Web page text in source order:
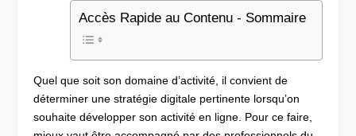
Accès Rapide au Contenu - Sommaire
Quel que soit son domaine d’activité, il convient de
déterminer une stratégie digitale pertinente lorsqu’on
souhaite développer son activité en ligne. Pour ce faire,